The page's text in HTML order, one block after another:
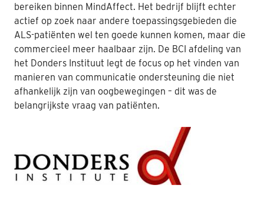
bereiken binnen MindAffect. Het bedrijf blijft echter
actief op zoek naar andere toepassingsgebieden die
ALS-patiënten wel ten goede kunnen komen, maar die
commercieel meer haalbaar zijn. De BCI afdeling van
het Donders Instituut legt de focus op het vinden van
manieren van communicatie ondersteuning die niet
afhankelijk zijn van oogbewegingen – dit was de
belangrijkste vraag van patiënten.